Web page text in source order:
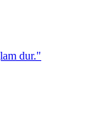
dur."